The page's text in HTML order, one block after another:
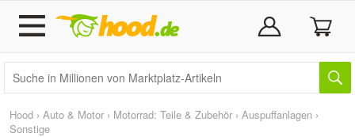
Hood › Auto & Motor › Motorrad: Teile & Zubehör › Auspuffanlagen ›
Sonstige